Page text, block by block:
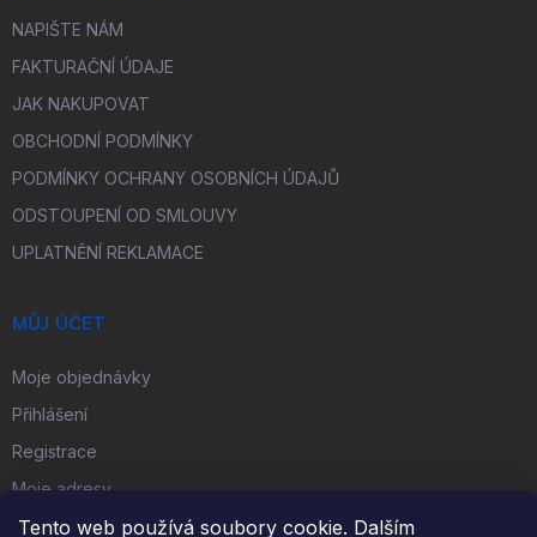
Tento web používá soubory cookie. Dalším
NAPIŠTE NÁM
FAKTURAČNÍ ÚDAJE
JAK NAKUPOVAT
OBCHODNÍ PODMÍNKY
PODMÍNKY OCHRANY OSOBNÍCH ÚDAJŮ
ODSTOUPENÍ OD SMLOUVY
UPLATNĚNÍ REKLAMACE
MŮJ ÚČET
Moje objednávky
Přihlášení
Registrace
Moje adresy